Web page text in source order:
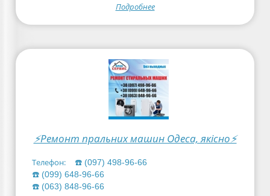
Подробнее
⚡Ремонт пральних машин Одеса, якiсно⚡
Телефон:
☎️ (097) 498-96-66
☎️ (099) 648-96-66
☎️ (063) 848-96-66